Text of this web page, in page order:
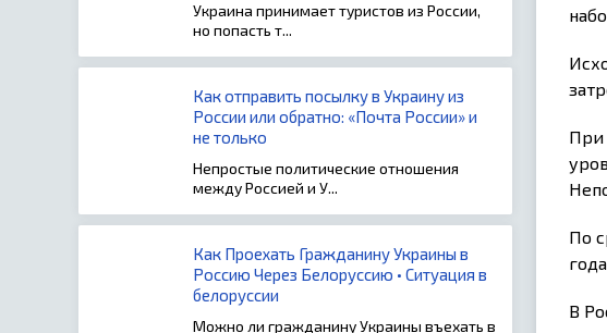
При
По
В
Украина принимает туристов из России,
но попасть т...
Как отправить посылку в Украину из
России или обратно: «Почта России» и
не только
Непростые политические отношения
между Россией и У...
Как Проехать Гражданину Украины в
Россию Через Белоруссию • Ситуация в
белоруссии
Можно ли гражданину Украины въехать в